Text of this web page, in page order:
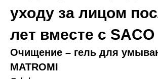
уходу за лицом
лет вместе с SACO
Очищение – гель для
MATROMI